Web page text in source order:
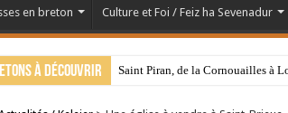
en breton Culture et Foi / Feiz ha Sevenadur
à découvrir Saint Piran, de la Cornouailles à